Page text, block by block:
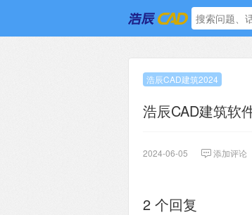
浩辰CAD建筑2024
浩辰CAD建筑软
2024-06-05 添加评论
2 个回复